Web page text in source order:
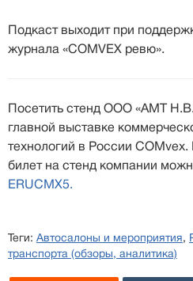
Подкаст выходит при
журнала «COMVEX ревю».
Посетить стенд ООО «АМТ
главной выставке
технологий в России
билет на стенд компании
ERUCMX5.
Теги: Автосалоны и мероприятия,
транспорта (обзоры, аналитика)